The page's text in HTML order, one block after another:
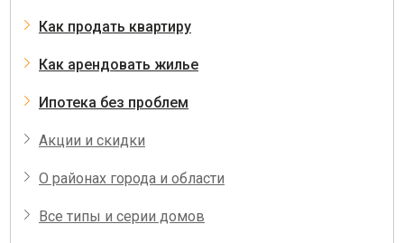
Как продать квартиру
Как арендовать жилье
Ипотека без проблем
Акции и скидки
О районах города и области
Все типы и серии домов